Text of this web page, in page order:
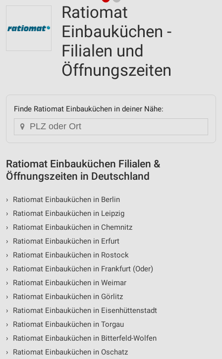
Ratiomat
Einbauküchen -
Filialen und
Öffnungszeiten
Finde Ratiomat Einbauküchen in deiner Nähe:
Ratiomat Einbauküchen Filialen &
Öffnungszeiten in Deutschland
›
Ratiomat Einbauküchen in Berlin
›
Ratiomat Einbauküchen in Leipzig
›
Ratiomat Einbauküchen in Chemnitz
›
Ratiomat Einbauküchen in Erfurt
›
Ratiomat Einbauküchen in Rostock
›
Ratiomat Einbauküchen in Frankfurt (Oder)
›
Ratiomat Einbauküchen in Weimar
›
Ratiomat Einbauküchen in Görlitz
›
Ratiomat Einbauküchen in Eisenhüttenstadt
›
Ratiomat Einbauküchen in Torgau
›
Ratiomat Einbauküchen in Bitterfeld-Wolfen
›
Ratiomat Einbauküchen in Oschatz